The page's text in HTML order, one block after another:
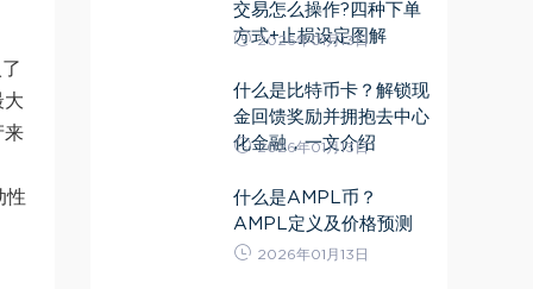
大
来
性
交易怎么操作?四种下单
方式+止损设定图解
2026年01月13日
什么是比特币卡？解锁现
金回馈奖励并拥抱去中心
化金融，一文介绍
2026年01月13日
什么是AMPL币？
AMPL定义及价格预测
2026年01月13日